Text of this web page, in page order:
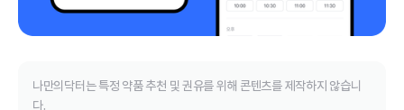
나만의닥터는 특정 약품 추천 및 권유를 위해 콘텐츠를 제작하지 않습니
다.